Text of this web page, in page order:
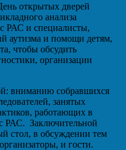
открытых дверей
анализа
РАС и специалисты,
аутизма и помощи детям,
чтобы обсудить
организации
вниманию собравшихся
занятых
работающих в
РАС. Заключительной
стол, в обсуждении тем
и гости.